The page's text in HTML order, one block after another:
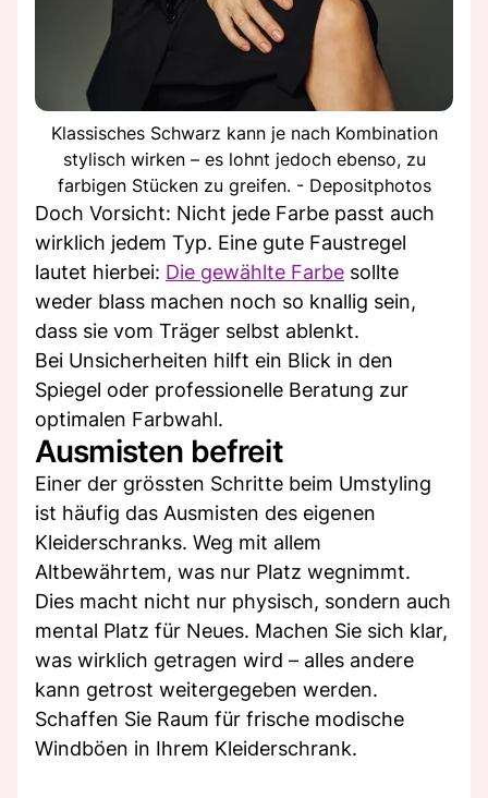
Klassisches Schwarz kann je nach Kombination
stylisch wirken – es lohnt jedoch ebenso, zu
farbigen Stücken zu greifen. - Depositphotos
Doch Vorsicht: Nicht jede Farbe passt auch
wirklich jedem Typ. Eine gute Faustregel
lautet hierbei: Die gewählte Farbe sollte
weder blass machen noch so knallig sein,
dass sie vom Träger selbst ablenkt.
Bei Unsicherheiten hilft ein Blick in den
Spiegel oder professionelle Beratung zur
optimalen Farbwahl.
Ausmisten befreit
Einer der grössten Schritte beim Umstyling
ist häufig das Ausmisten des eigenen
Kleiderschranks. Weg mit allem
Altbewährtem, was nur Platz wegnimmt.
Dies macht nicht nur physisch, sondern auch
mental Platz für Neues. Machen Sie sich klar,
was wirklich getragen wird – alles andere
kann getrost weitergegeben werden.
Schaffen Sie Raum für frische modische
Windböen in Ihrem Kleiderschrank.